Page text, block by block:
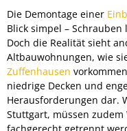
Die Demontage einer
Blick simpel –
Doch die Realität sieht
Altbauwohnungen, wie
Zuffenhausen
niedrige Decken und
Herausforderungen dar.
Stuttgart, müssen zudem